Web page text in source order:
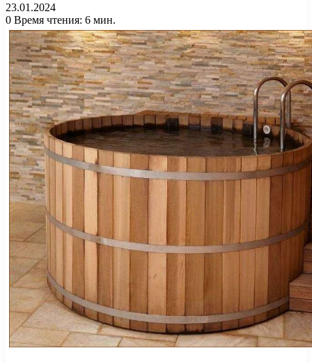
23.01.2024
0 Время чтения: 6 мин.